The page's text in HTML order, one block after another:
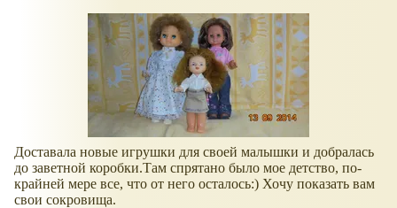
Доставала новые игрушки для своей малышки и добралась
до заветной коробки.Там спрятано было мое детство, по-
крайней мере все, что от него осталось:) Хочу показать вам
свои сокровища.